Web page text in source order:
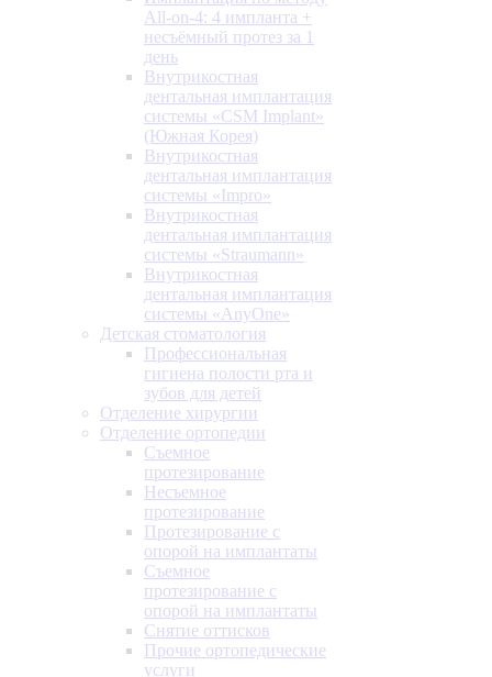
All-on-4: 4 импланта +
несъёмный протез за 1
день
Внутрикостная
дентальная имплантация
системы «CSM Implant»
(Южная Корея)
Внутрикостная
дентальная имплантация
системы «Impro»
Внутрикостная
дентальная имплантация
системы «Straumann»
Внутрикостная
дентальная имплантация
системы «AnyOne»
Детская стоматология
Профессиональная
гигиена полости рта и
зубов для детей
Отделение хирургии
Отделение ортопедии
Съемное
протезирование
Несъемное
протезирование
Протезирование с
опорой на имплантаты
Съемное
протезирование с
опорой на имплантаты
Снятие оттисков
Прочие ортопедические
услуги